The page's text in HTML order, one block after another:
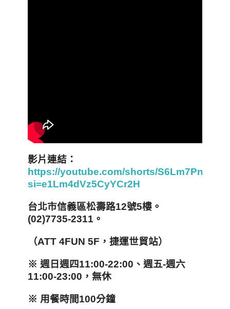
影片連結：
https://youtube.com/shorts/
si=e1Lm4dVz5CyYCr2H
台北市信義區松壽路12號5樓 。
(02)7735-2311 。
（ATT 4FUN 5F，捷運世貿站）
※ 週日週四11:00-22:00 、週五-週六
11:00-23:00 ， 無休
※ 用餐時間100分鐘